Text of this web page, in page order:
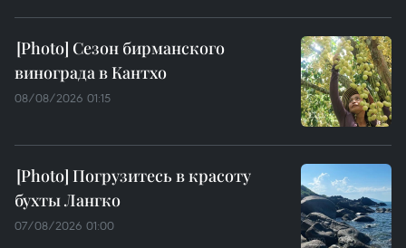
Сезон бирманского
винограда в Кантхо
08/08/2026 01:15
Погрузитесь в красоту
бухты Лангко
07/08/2026 01:00